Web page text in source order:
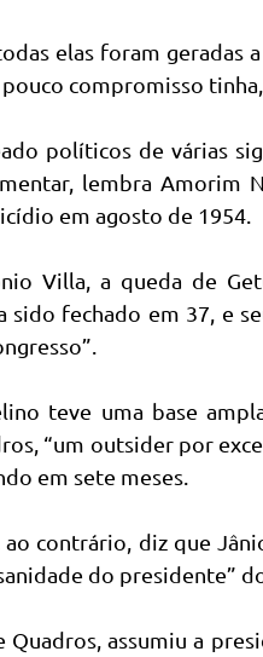
elas foram geradas
compromisso
políticos de várias
lembra Amorim
em agosto de 1954.
Villa, a queda de
sido fechado em 37, e
teve uma base
“um outsider por
em sete meses.
contrário, diz que
do presidente”
Quadros, assumiu a